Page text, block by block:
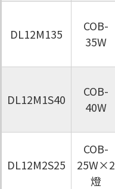
DL12M135
COB-
35W
DL12M1S40
COB-
40W
DL12M2S25
COB-
25W×2
燈